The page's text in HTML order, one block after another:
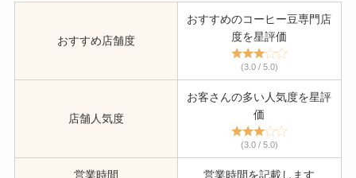
おすすめ店舗度
おすすめのコーヒー豆専門店
度を星評価
(3.0 / 5.0)
店舗人気度
お客さんの多い人気度を星評
価
(3.0 / 5.0)
営業時間 営業時間を記載します